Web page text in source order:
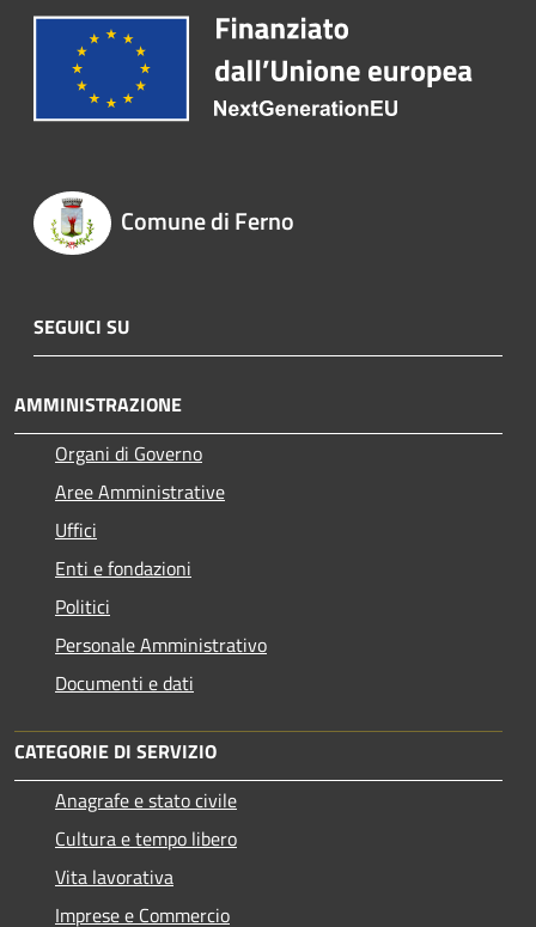
Comune di Ferno
SEGUICI SU
AMMINISTRAZIONE
Organi di Governo
Aree Amministrative
Uffici
Enti e fondazioni
Politici
Personale Amministrativo
Documenti e dati
CATEGORIE DI SERVIZIO
Anagrafe e stato civile
Cultura e tempo libero
Vita lavorativa
Imprese e Commercio